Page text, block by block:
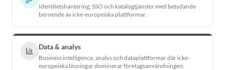
Identitetshantering, SSO och katalogtjänster med betydande
beroende av icke-europeiska plattformar.
Data & analys
Business intelligence, analys och dataplattformar där icke-
europeiska lösningar dominerar företagsanvändningen.